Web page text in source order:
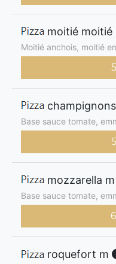
moitié moitié
Moitié anchois, moitié
Base sauce tomate,
mozzarella m
Base sauce tomate,
roquefort m